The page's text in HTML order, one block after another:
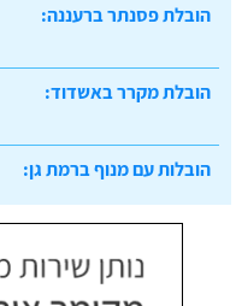
הובלת פסנתר ברעננה:
הובלת מקרר באשדוד:
הובלות עם מנוף ברמת גן: